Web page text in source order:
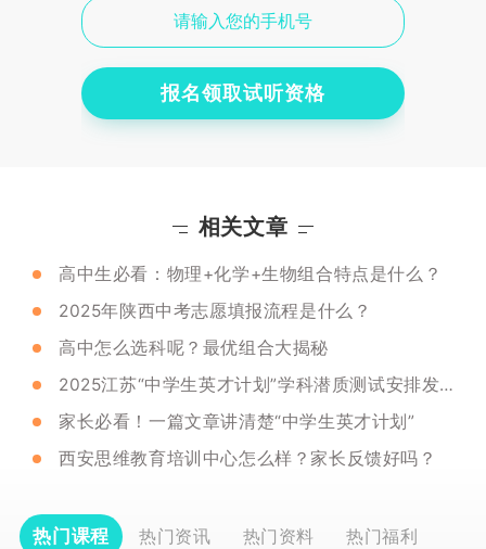
报名领取试听资格
相关文章
高中生必看：物理+化学+生物组合特点是什么？
2025年陕西中考志愿填报流程是什么？
高中怎么选科呢？最优组合大揭秘
2025江苏“中学生英才计划”学科潜质测试安排发布！
家长必看！一篇文章讲清楚“中学生英才计划”
西安思维教育培训中心怎么样？家长反馈好吗？
热门课程 热门资讯 热门资料 热门福利